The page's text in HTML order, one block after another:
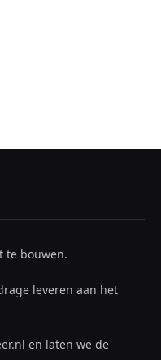
te bouwen.
leveren aan het
en laten we de